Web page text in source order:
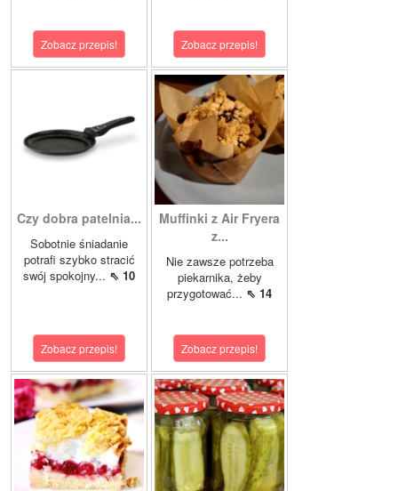
Zobacz przepis! Zobacz przepis!
Czy dobra patelnia...
Sobotnie śniadanie
potrafi szybko stracić
swój spokojny... ⇖ 10
Zobacz przepis!
Muffinki z Air Fryera
z...
Nie zawsze potrzeba
piekarnika, żeby
przygotować... ⇖ 14
Zobacz przepis!